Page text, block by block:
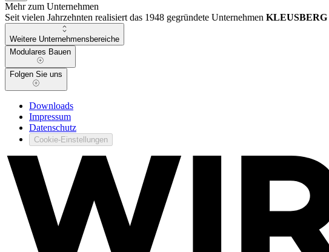
Mehr zum Unternehmen
Seit vielen Jahrzehnten realisiert das 1948 gegründete Unternehmen KLEUSBERG
Weitere Unternehmensbereiche
Modulares Bauen
Folgen Sie uns
Downloads
Impressum
Datenschutz
Cookie-Einstellungen